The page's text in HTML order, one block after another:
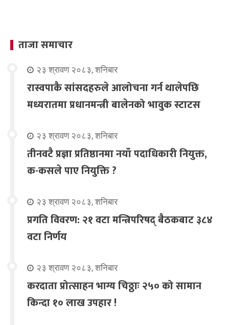
ताजा समाचार
२३ श्रावण २०८३, शनिबार
रास्वपाकै सांसदहरुले आलोचना गर्न थालेपछि
मध्यरातमा प्रधानमन्त्री बालेनको भावुक स्टाटस
२३ श्रावण २०८३, शनिबार
तीनवटै प्रज्ञा प्रतिष्ठानमा नयाँ पदाधिकारी नियुक्त,
क-कसले पाए नियुक्ति ?
२३ श्रावण २०८३, शनिबार
प्रगति विवरण: २१ वटा मन्त्रिपरिषद् बैठकबाट ३८४
वटा निर्णय
२३ श्रावण २०८३, शनिबार
करदाता प्रोत्साहन भाग्य चिठ्ठाः २५० को सामान
किन्दा १० लाख उपहार !